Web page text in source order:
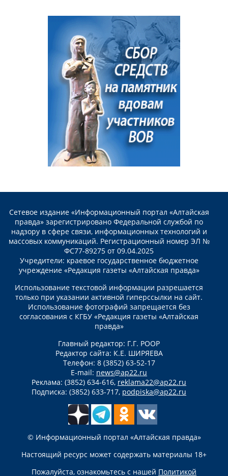
Сетевое издание «Информационный портал «Алтайская
правда» зарегистрировано Федеральной службой по
надзору в сфере связи, информационных технологий и
массовых коммуникаций. Регистрационный номер ЭЛ №
ФС77-89275 от 09.04.2025
Учредители: краевое государственное бюджетное
учреждение «Редакция газеты «Алтайская правда»
Использование текстовой информации разрешается
только при указании активной гиперссылки на сайт.
Использование фотографий запрещается без
согласования с КГБУ «Редакция газеты «Алтайская
правда»
Главный редактор: Г.Г. РООР
Редактор сайта: К.Е. ШИРЯЕВА
Телефон: 8 (3852) 63-52-17
E-mail: news@ap22.ru
Реклама: (3852) 634-616, reklama22@ap22.ru
Подписка: (3852) 633-717, podpiska@ap22.ru
© Информационный портал «Алтайская правда»
Настоящий ресурс может содержать материалы 18+
Пожалуйста, ознакомьтесь с нашей Политикой